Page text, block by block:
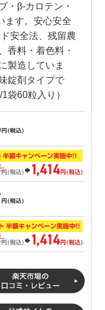
・β-カロテン・
ます。安心安全
安全法、残留農
香料・着色料・
製造していま
錠剤タイプで
袋60粒入り）